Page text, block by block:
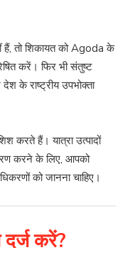
तो शिकायत को Agoda के
करें। फिर भी संतुष्ट
के राष्ट्रीय उपभोक्ता
करते हैं। यात्रा उत्पादों
करने के लिए, आपको
को जानना चाहिए।
करें?